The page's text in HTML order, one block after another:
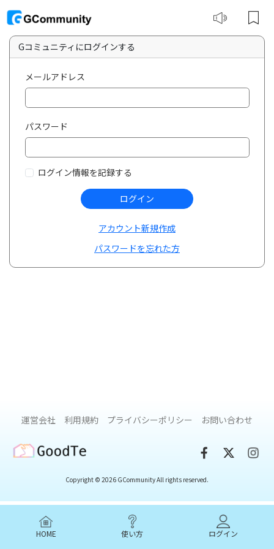
Gコミュニティにログインする
メールアドレス
パスワード
ログイン情報を記録する
ログイン
アカウント新規作成
パスワードを忘れた方
HOME 使い方 ログイン
運営会社 利用規約 プライバシーポリシー お問い合わせ
GoodTe
Copyright © 2026 GCommunity All rights reserved.